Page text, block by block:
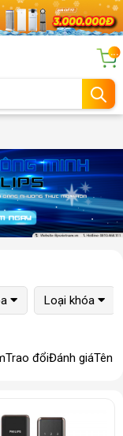
...
Loại khóa
Trao đổiĐánh giáTên